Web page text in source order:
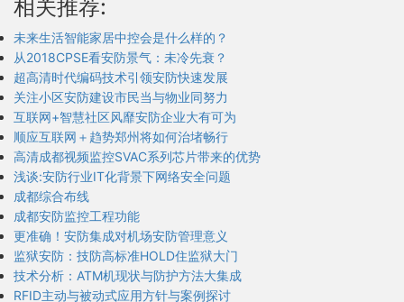
相关推荐:
未来生活智能家居中控会是什么样的？
从2018CPSE看安防景气：未冷先衰？
超高清时代编码技术引领安防快速发展
关注小区安防建设市民当与物业同努力
互联网+智慧社区风靡安防企业大有可为
顺应互联网＋趋势郑州将如何治堵畅行
高清成都视频监控SVAC系列芯片带来的优势
浅谈:安防行业IT化背景下网络安全问题
成都综合布线
成都安防监控工程功能
更准确！安防集成对机场安防管理意义
监狱安防：技防高标准HOLD住监狱大门
技术分析：ATM机现状与防护方法大集成
RFID主动与被动式应用方针与案例探讨